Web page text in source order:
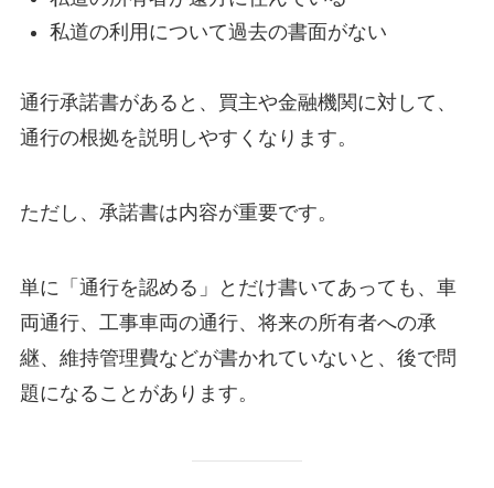
私道の利用について過去の書面がない
通行承諾書があると、買主や金融機関に対して、
通行の根拠を説明しやすくなります。
ただし、承諾書は内容が重要です。
単に「通行を認める」とだけ書いてあっても、車
両通行、工事車両の通行、将来の所有者への承
継、維持管理費などが書かれていないと、後で問
題になることがあります。